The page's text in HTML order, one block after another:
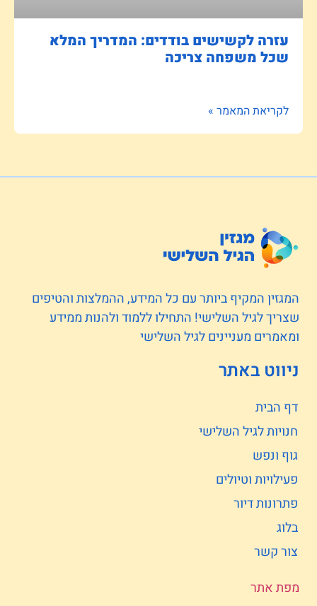
עזרה לקשישים בודדים: המדריך המלא
שכל משפחה צריכה
לקריאת המאמר »
המגזין המקיף ביותר עם כל המידע, ההמלצות והטיפים
שצריך לגיל השלישי! התחילו ללמוד ולהנות ממידע
ומאמרים מעניינים לגיל השלישי
ניווט באתר
דף הבית
חנויות לגיל השלישי
גוף ונפש
פעילויות וטיולים
פתרונות דיור
בלוג
צור קשר
מפת אתר